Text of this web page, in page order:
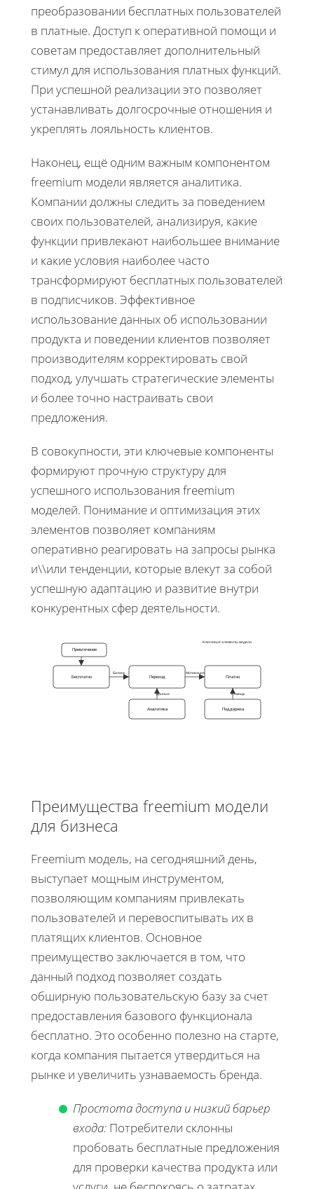
преобразовании бесплатных пользователей
в платные. Доступ к оперативной помощи и
советам предоставляет дополнительный
стимул для использования платных функций.
При успешной реализации это позволяет
устанавливать долгосрочные отношения и
укреплять лояльность клиентов.
Наконец, ещё одним важным компонентом
freemium модели является аналитика.
Компании должны следить за поведением
своих пользователей, анализируя, какие
функции привлекают наибольшее внимание
и какие условия наиболее часто
трансформируют бесплатных пользователей
в подписчиков. Эффективное
использование данных об использовании
продукта и поведении клиентов позволяет
производителям корректировать свой
подход, улучшать стратегические элементы
и более точно настраивать свои
предложения.
В совокупности, эти ключевые компоненты
формируют прочную структуру для
успешного использования freemium
моделей. Понимание и оптимизация этих
элементов позволяет компаниям
оперативно реагировать на запросы рынка
и\\или тенденции, которые влекут за собой
успешную адаптацию и развитие внутри
конкурентных сфер деятельности.
Привлечение
Бесплатно Переход Платно
Аналитика Поддержка
Баланс Мотивация
Данные Помощь
Ключевые элементы модели
Преимущества freemium модели
для бизнеса
Freemium модель, на сегодняшний день,
выступает мощным инструментом,
позволяющим компаниям привлекать
пользователей и перевоспитывать их в
платящих клиентов. Основное
преимущество заключается в том, что
данный подход позволяет создать
обширную пользовательскую базу за счет
предоставления базового функционала
бесплатно. Это особенно полезно на старте,
когда компания пытается утвердиться на
рынке и увеличить узнаваемость бренда.
Простота доступа и низкий барьер
входа: Потребители склонны
пробовать бесплатные предложения
для проверки качества продукта или